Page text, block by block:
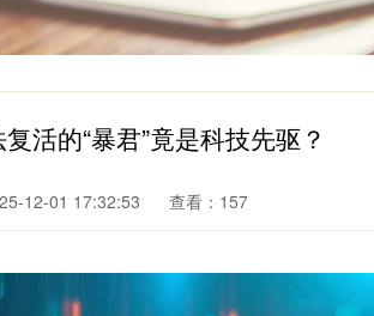
活的“暴君”竟是科技先驱？
12-01 17:32:53 查看：157